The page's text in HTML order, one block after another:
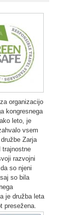
organizacijo
kongresnega
leto, je
vsem
Zarja
trajnostne
razvojni
so njeni
so bila
je družba leta
presežena.